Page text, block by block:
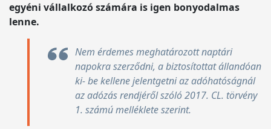
egyéni vállalkozó számára is igen bonyodalmas
lenne.
Nem érdemes meghatározott naptári
napokra szerződni, a biztosítottat állandóan
ki- be kellene jelentgetni az adóhatóságnál
az adózás rendjéről szóló 2017. CL. törvény
1. számú melléklete szerint.